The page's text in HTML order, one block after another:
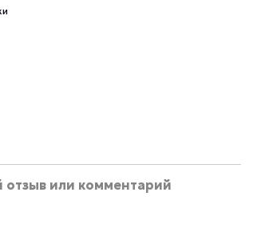
отзыв или комментарий